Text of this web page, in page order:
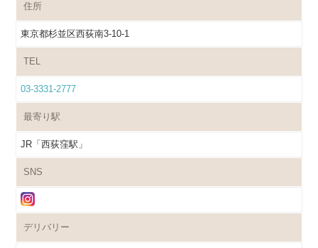
住所
東京都杉並区西荻南3-10-1
TEL
03-3331-2777
最寄り駅
JR「西荻窪駅」
SNS
デリバリー